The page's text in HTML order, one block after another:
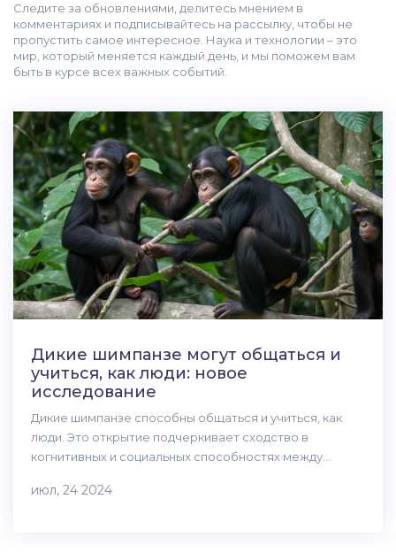
Следите за обновлениями, делитесь мнением в
комментариях и подписывайтесь на рассылку, чтобы не
пропустить самое интересное. Наука и технологии – это
мир, который меняется каждый день, и мы поможем вам
быть в курсе всех важных событий.
Дикие шимпанзе могут общаться и
учиться, как люди: новое
исследование
Дикие шимпанзе способны общаться и учиться, как
люди. Это открытие подчеркивает сходство в
когнитивных и социальных способностях между
последствия этого открытия для понимания эволюции
июл, 24 2024